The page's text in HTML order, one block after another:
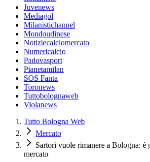
Juvenews
Mediagol
Milanistichannel
Mondoudinese
Notiziecalciomercato
Numericalcio
Padovasport
Pianetamilan
SOS Fanta
Toronews
Tuttobolognaweb
Violanews
Tutto Bologna Web
Mercato
Sartori vuole rimanere a Bologna: è
mercato